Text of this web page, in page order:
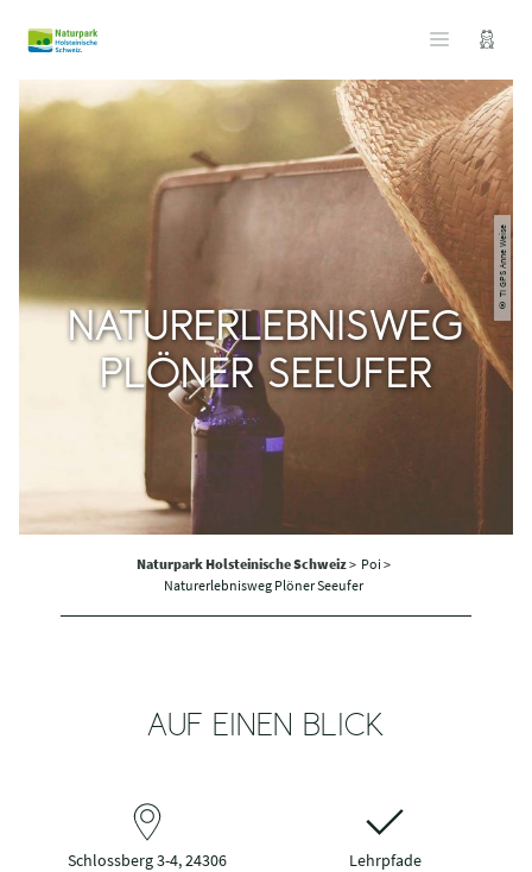
© TI GPS Anne Weise
NATURERLEBNISWEG
PLÖNER SEEUFER
Naturpark Holsteinische Schweiz> Poi >
Naturerlebnisweg Plöner Seeufer
AUF EINEN BLICK
Schlossberg 3-4, 24306
Lehrpfade